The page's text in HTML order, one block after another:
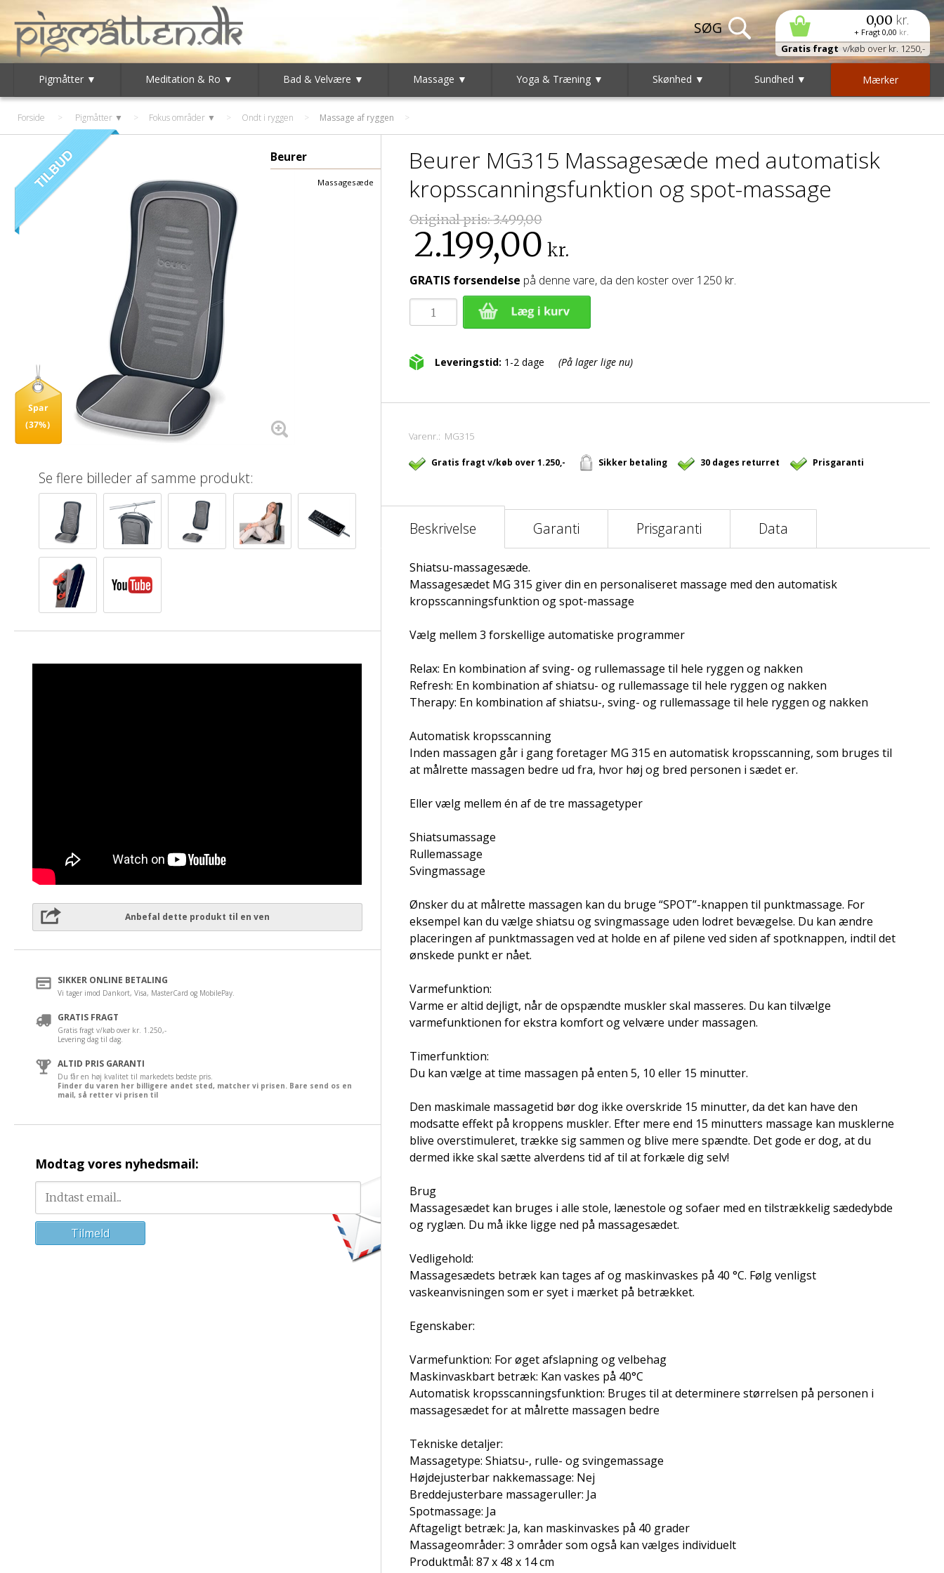
0,00 kr.
+ Fragt 0,00 kr.
Gratis fragt v/køb over kr. 1250,-
Pigmåtter ▼ Meditation & Ro ▼ Bad & Velvære ▼ Massage ▼ Yoga & Træning ▼ Skønhed ▼ Sundhed ▼ Mærker
Forside > Pigmåtter ▼ > Fokus områder ▼ > Ondt i ryggen > Massage af ryggen
Beurer
Massagesæde
Spar
(37%)
Se flere billeder af samme produkt:
Beurer MG315 Massagesæde med automatisk
kropsscanningsfunktion og spot-massage
Original pris:3.499,00
2.199,00 kr.
GRATIS forsendelse på denne vare, da den koster over 1250 kr.
Leveringstid: 1-2 dage (På lager lige nu)
Varenr.: MG315
Gratis fragt v/køb over 1.250,- Sikker betaling 30 dages returret Prisgaranti
Beskrivelse Garanti Prisgaranti Data
Shiatsu-massagesæde.
Massagesædet MG 315 giver din en personaliseret massage med den automatisk
kropsscanningsfunktion og spot-massage
Vælg mellem 3 forskellige automatiske programmer
Relax: En kombination af sving- og rullemassage til hele ryggen og nakken
Refresh: En kombination af shiatsu- og rullemassage til hele ryggen og nakken
Therapy: En kombination af shiatsu-, sving- og rullemassage til hele ryggen og nakken
Automatisk kropsscanning
Inden massagen går i gang foretager MG 315 en automatisk kropsscanning, som bruges til
at målrette massagen bedre ud fra, hvor høj og bred personen i sædet er.
Eller vælg mellem én af de tre massagetyper
Shiatsumassage
Rullemassage
Svingmassage
Ønsker du at målrette massagen kan du bruge “SPOT”-knappen til punktmassage. For
eksempel kan du vælge shiatsu og svingmassage uden lodret bevægelse. Du kan ændre
placeringen af punktmassagen ved at holde en af pilene ved siden af spotknappen, indtil det
ønskede punkt er nået.
Varmefunktion:
Varme er altid dejligt, når de opspændte muskler skal masseres. Du kan tilvælge
varmefunktionen for ekstra komfort og velvære under massagen.
Timerfunktion:
Du kan vælge at time massagen på enten 5, 10 eller 15 minutter.
Den maskimale massagetid bør dog ikke overskride 15 minutter, da det kan have den
modsatte effekt på kroppens muskler. Efter mere end 15 minutters massage kan musklerne
blive overstimuleret, trække sig sammen og blive mere spændte. Det gode er dog, at du
dermed ikke skal sætte alverdens tid af til at forkæle dig selv!
Brug
Massagesædet kan bruges i alle stole, lænestole og sofaer med en tilstrækkelig sædedybde
og ryglæn. Du må ikke ligge ned på massagesædet.
Vedligehold:
Massagesædets betræk kan tages af og maskinvaskes på 40 °C. Følg venligst
vaskeanvisningen som er syet i mærket på betrækket.
Egenskaber:
Varmefunktion: For øget afslapning og velbehag
Maskinvaskbart betræk: Kan vaskes på 40°C
Automatisk kropsscanningsfunktion: Bruges til at determinere størrelsen på personen i
massagesædet for at målrette massagen bedre
Tekniske detaljer:
Massagetype: Shiatsu-, rulle- og svingemassage
Højdejusterbar nakkemassage: Nej
Breddejusterbare massageruller: Ja
Spotmassage: Ja
Aftageligt betræk: Ja, kan maskinvaskes på 40 grader
Massageområder: 3 områder som også kan vælges individuelt
Produktmål: 87 x 48 x 14 cm
Anbefal dette produkt til en ven
SIKKER ONLINE BETALING
Vi tager imod Dankort, Visa, MasterCard og MobilePay.
GRATIS FRAGT
Gratis fragt v/køb over kr. 1.250,-
Levering dag til dag.
ALTID PRIS GARANTI
Du får en høj kvalitet til markedets bedste pris.
Finder du varen her billigere andet sted, matcher vi prisen. Bare send os en
mail, så retter vi prisen til
Modtag vores nyhedsmail: